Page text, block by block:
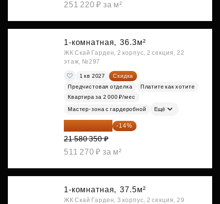
251 220 ₽ за м²
1-комнатная, 36.3м²
ЖК Скай Гарден, 2 корпус, 2 секция, 22
этаж, №297
1 кв 2027
Скидка
Предчистовая отделка
Платите как хотите
Квартира за 2 000 ₽/мес
Мастер-зона с гардеробной Ещё
18 559 101 ₽ -14%
21 580 350 ₽
511 270 ₽ за м²
1-комнатная, 37.5м²
ЖК Скай Гарден, 3 корпус, 2 секция, 29